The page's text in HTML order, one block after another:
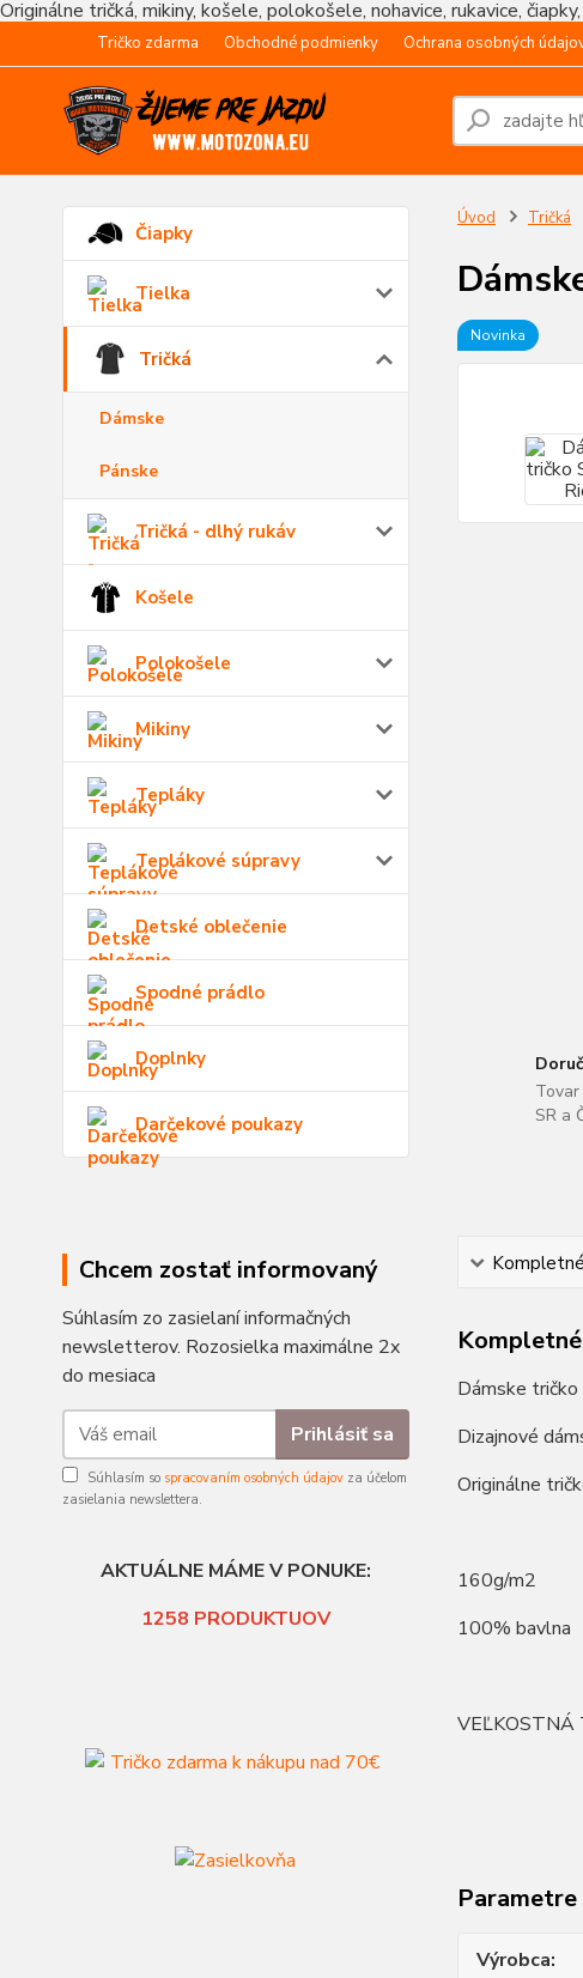
Originálne tričká, mikiny, košele, polokošele, nohavice, rukavice,
Tričko zdarma Obchodné podmienky Ochrana osobných
Čiapky
Tielka
Tričká
Dámske
Pánske
Tričká - dlhý rukáv
Košele
Polokošele
Mikiny
Tepláky
Teplákové súpravy
Detské oblečenie
Spodné prádlo
Doplnky
Darčekové poukazy
Chcem zostať informovaný
Súhlasím zo zasielaní informačných
newsletterov. Rozosielka maximálne 2x
do mesiaca
Prihlásiť sa
Súhlasím so spracovaním osobných údajov za účelom
zasielania newslettera.
AKTUÁLNE MÁME V PONUKE:
1258 PRODUKTUOV
Úvod Tričká
Novinka
SR a
Dámske
Dizajnové
Originálne
160g/m2
100% bavlna
VEĽKOSTNÁ
Parametre
Výrobca